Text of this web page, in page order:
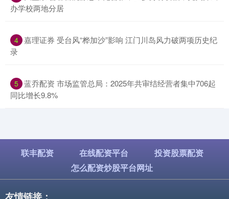
办学校两地分居
4 ​嘉理证券 受台风“桦加沙”影响 江门川岛风力破两项历史纪
录
5 ​蓝乔配资 市场监管总局：2025年共审结经营者集中706起
同比增长9.8%
联丰配资 在线配资平台
投资股票配资
怎么配资炒股平台网址